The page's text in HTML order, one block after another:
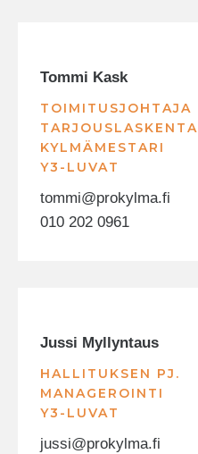
Tommi Kask
TOIMITUSJOHTAJA
TARJOUSLASKENTA
KYLMÄMESTARI
Y3-LUVAT
tommi@prokylma.fi
010 202 0961
Jussi Myllyntaus
HALLITUKSEN PJ.
MANAGEROINTI
Y3-LUVAT
jussi@prokylma.fi